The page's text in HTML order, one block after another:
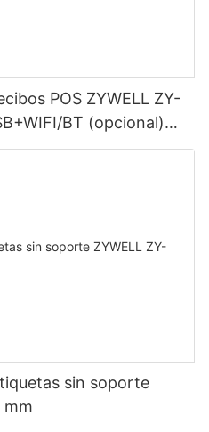
POS ZYWELL ZY-
BT (opcional)
sin soporte
mm